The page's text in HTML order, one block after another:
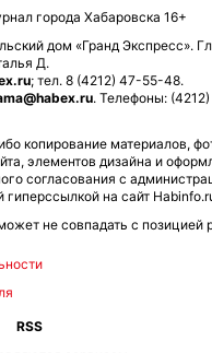
города Хабаровска 16+
дом «Гранд Экспресс».
Д.
; тел. 8 (4212) 47-55-48.
. Телефоны:
копирование материалов,
элементов дизайна и
согласования с
на сайт
не совпадать с позицией
RSS